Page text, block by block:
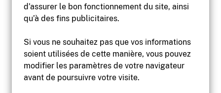
d’assurer le bon fonctionnement du site, ainsi
qu’à des fins publicitaires.
Si vous ne souhaitez pas que vos informations
soient utilisées de cette manière, vous pouvez
modifier les paramètres de votre navigateur
avant de poursuivre votre visite.
Accessibilité
Site institutionnel